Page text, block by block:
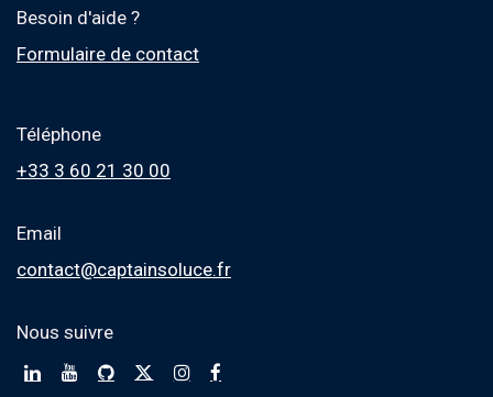
Besoin d'aide ?
Formulaire de contact
Téléphone
+33 3 60 21 30 00
Email
contact@captainsoluce.fr
Nous suivre